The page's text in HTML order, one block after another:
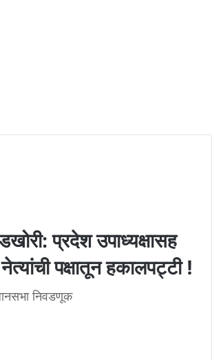
प्रदेश उपाध्यक्षासह
पक्षातून हकालपट्टी !
निवडणूक